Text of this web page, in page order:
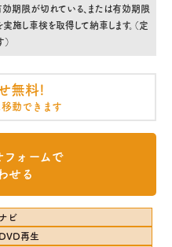
期限が切れている、または有効期限
施し車検を取得して納車します。（定
無料!
動できます
ォームで
せる
ナビ
DVD再生